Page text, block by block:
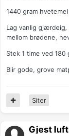
1440 gram hvetemel
Lag vanlig
mellom brødene,
Stek 1 time ved 180
Blir gode, grove
Siter
Gjest